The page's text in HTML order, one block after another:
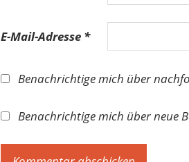
E-Mail-Adresse *
Benachrichtige mich über
Benachrichtige mich über neue